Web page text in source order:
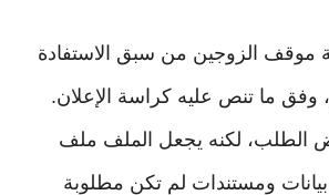
موقف الزوجين من سبق الاستفادة
وفق ما تنص عليه كراسة الإعلان.
الطلب، لكنه يجعل الملف ملف
ومستندات لم تكن مطلوبة